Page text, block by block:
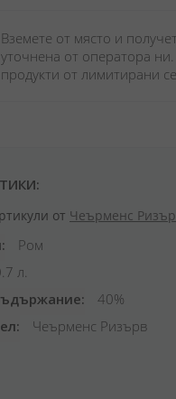
Вземете от място и
уточнена от оператора
продукти от лимитирани
от Чеърменс
Ром
л.
40%
Чеърменс Ризърв